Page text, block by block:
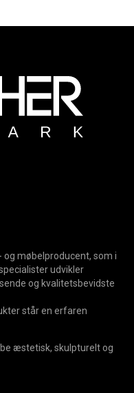
møbelproducent, som i
udvikler
og kvalitetsbevidste
står en erfaren
æstetisk, skulpturelt og